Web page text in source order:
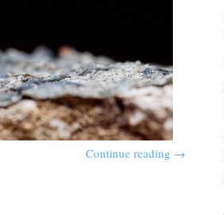
Continue reading →